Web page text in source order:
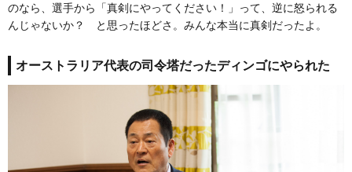
のなら、選手から「真剣にやってください！」って、逆に怒られる
んじゃないか？ と思ったほどさ。みんな本当に真剣だったよ。
オーストラリア代表の司令塔だったディンゴにやられた